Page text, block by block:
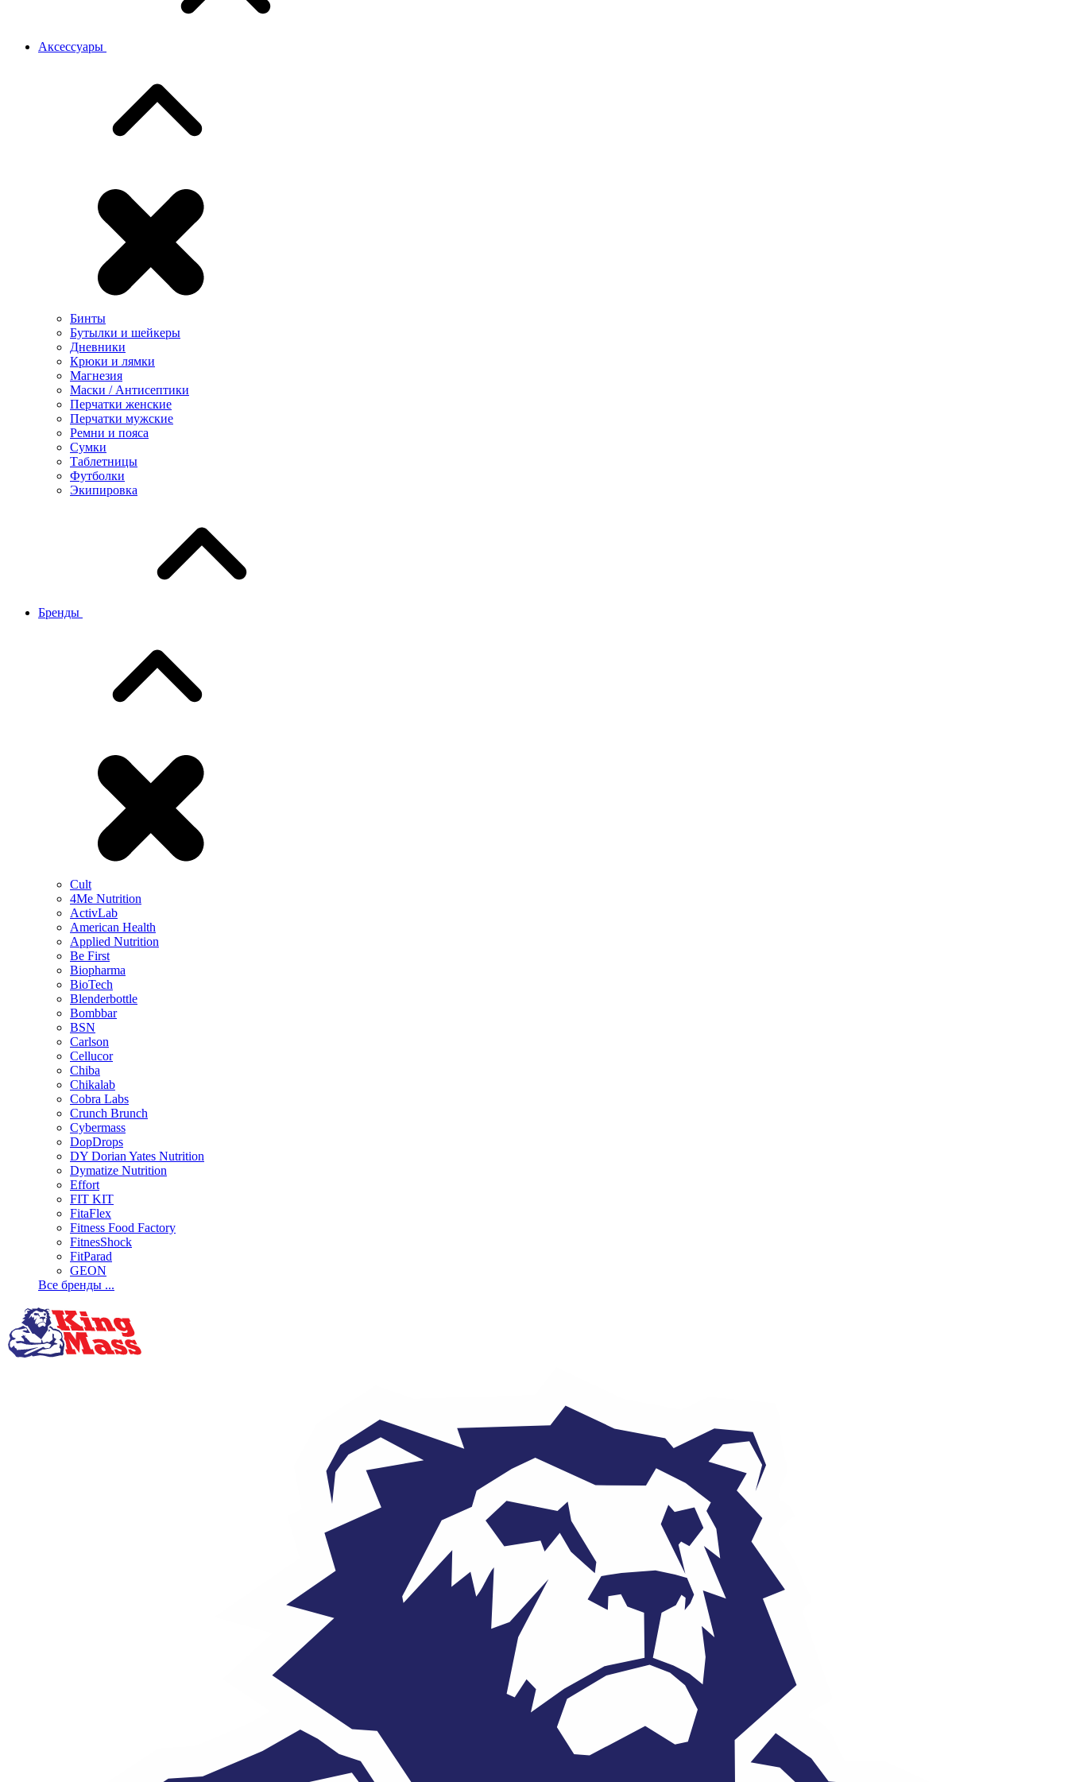
Аксессуары
Бинты
Бутылки и шейкеры
Дневники
Крюки и лямки
Магнезия
Маски / Антисептики
Перчатки женские
Перчатки мужские
Ремни и пояса
Сумки
Таблетницы
Футболки
Экипировка
Бренды
Cult
4Me Nutrition
ActivLab
American Health
Applied Nutrition
Be First
Biopharma
BioTech
Blenderbottle
Bombbar
BSN
Carlson
Cellucor
Chiba
Chikalab
Cobra Labs
Crunch Brunch
Cybermass
DopDrops
DY Dorian Yates Nutrition
Dymatize Nutrition
Effort
FIT KIT
FitaFlex
Fitness Food Factory
FitnesShock
FitParad
GEON
Все бренды ...